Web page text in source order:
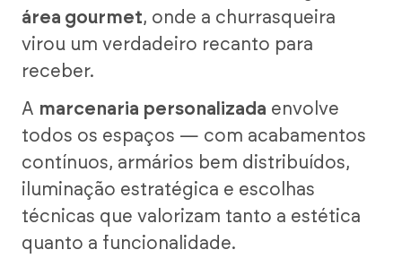
área gourmet, onde a churrasqueira
virou um verdadeiro recanto para
receber.
A marcenaria personalizada envolve
todos os espaços — com acabamentos
contínuos, armários bem distribuídos,
iluminação estratégica e escolhas
técnicas que valorizam tanto a estética
quanto a funcionalidade.